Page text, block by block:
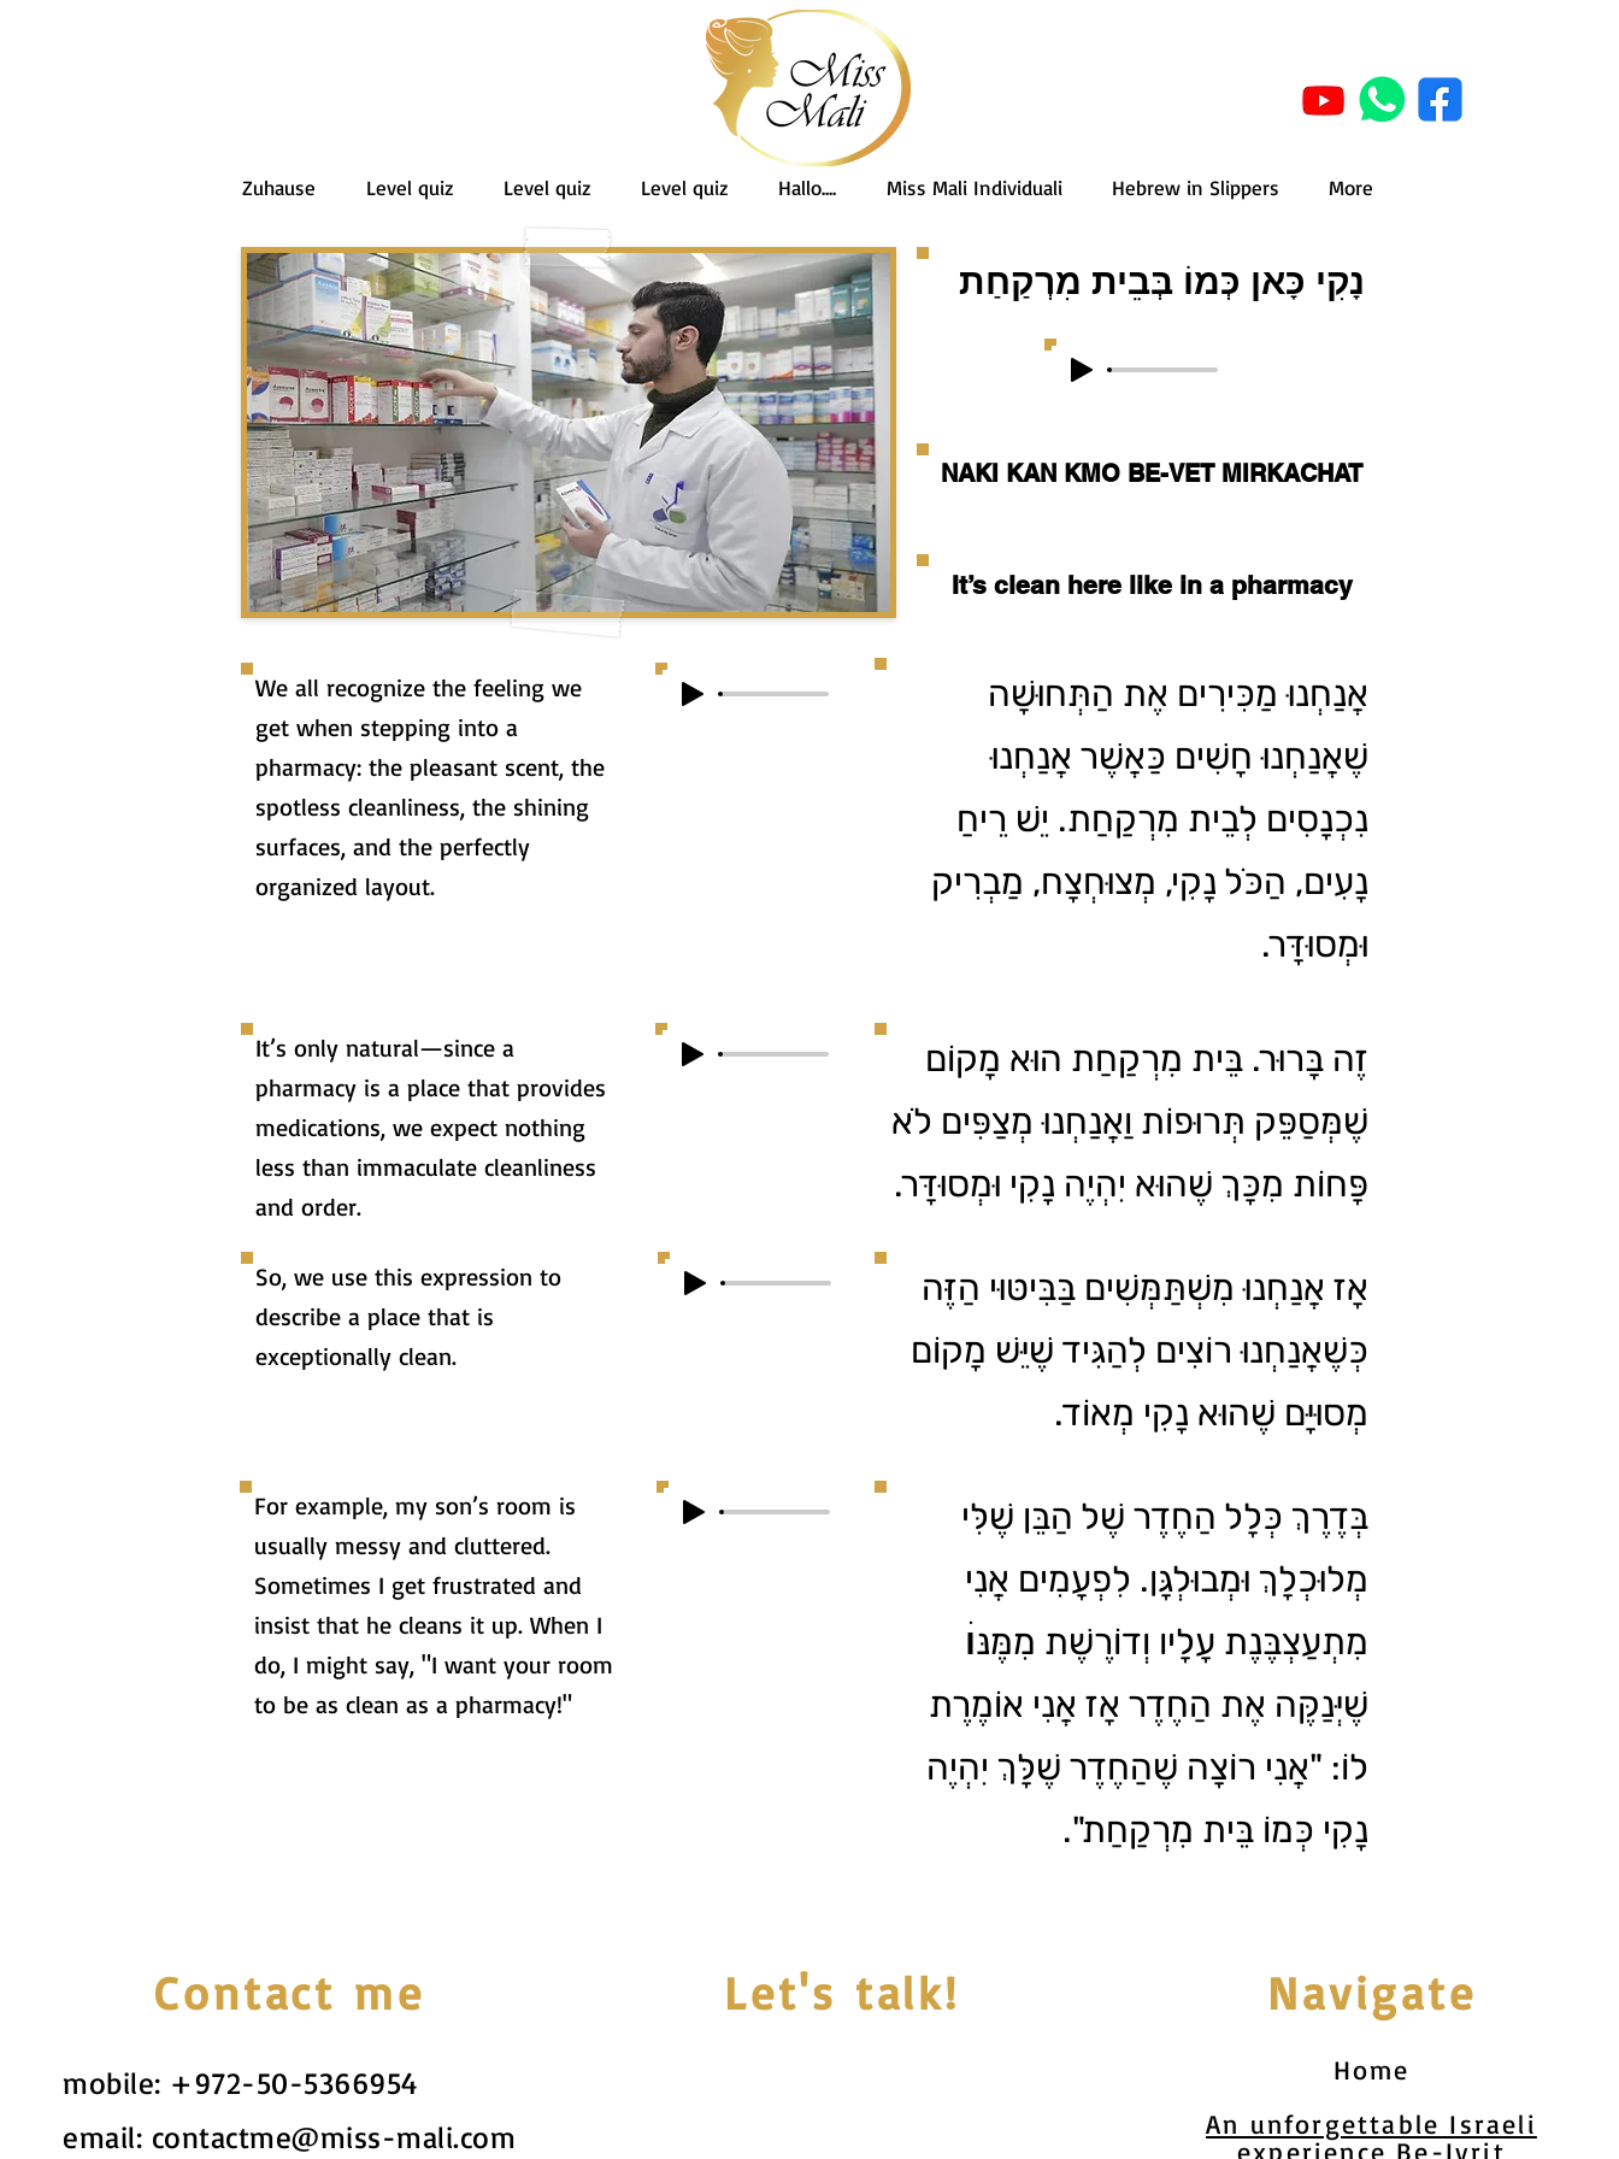
Zuhause Level quiz Level quiz Level quiz Hallo.... Miss Mali Individuali Hebrew in Slippers More
נָקִי כָּאן כְּמוֹ בְּבֵית מִרְקַחַת
NAKI KAN KMO BE-VET MIRKACHAT
It’s clean here like in a pharmacy
We all recognize the feeling we
get when stepping into a
pharmacy: the pleasant scent, the
spotless cleanliness, the shining
surfaces, and the perfectly
organized layout.
אֲנַחְנוּ מַכִּירִים אֶת הַתְּחוּשָׁה
שֶׁאֲנַחְנוּ חָשִׁים כַּאֲשֶׁר אֲנַחְנוּ
נִכְנָסִים לְבֵית מִרְקַחַת. יֵשׁ רֵיחַ
נָעִים, הַכֹּל נָקִי, מְצוּחְצָח, מַבְרִיק
וּמְסוּדָּר.
It’s only natural—since a
pharmacy is a place that provides
medications, we expect nothing
less than immaculate cleanliness
and order.
זֶה בָּרוּר. בֵּית מִרְקַחַת הוּא מָקוֹם
שֶׁמְּסַפֵּק תְּרוּפוֹת וַאֲנַחְנוּ מְצַפִּים לֹא
פָּחוֹת מִכָּךְ שֶׁהוּא יִהְיֶה נָקִי וּמְסוּדָּר.
So, we use this expression to
describe a place that is
exceptionally clean.
אָז אֲנַחְנוּ מִשְׁתַּמְּשִׁים בַּבִּיטּוּי הַזֶּה
כְּשֶׁאֲנַחְנוּ רוֹצִים לְהַגִּיד שֶׁיֵּשׁ מָקוֹם
מְסוּיָּם שֶׁהוּא נָקִי מְאוֹד.
For example, my son’s room is
usually messy and cluttered.
Sometimes I get frustrated and
insist that he cleans it up. When I
do, I might say, "I want your room
to be as clean as a pharmacy!"
בְּדֶרֶךְ כְּלָל הַחֶדֶר שֶׁל הַבֵּן שֶׁלִּי
מְלוּכְלָךְ וּמְבוּלְגָּן. לִפְעָמִים אֲנִי
מִתְעַצְבֶּנֶת עָלָיו וְדוֹרֶשֶׁת מִמֶּנּוׄ
שֶׁיְּנַקֶּה אֶת הַחֶדֶר אָז אֲנִי אוֹמֶרֶת
לוֹ: "אֲנִי רוֹצָה שֶׁהַחֶדֶר שֶׁלָּךְ יִהְיֶה
נָקִי כְּמוֹ בֵּית מִרְקַחַת".
Contact me
mobile: +972-50-5366954
email: contactme@miss-mali.com
Let's talk! Navigate
Home
An unforgettable Israeli
experience Be-Ivrit